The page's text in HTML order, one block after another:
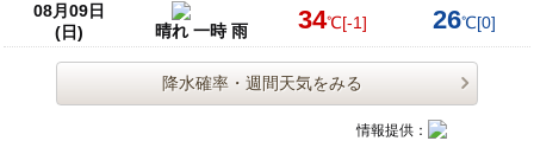
08月09日
(日)
晴れ 一時 雨 34℃[-1] 26℃[0]
降水確率・週間天気をみる
情報提供：